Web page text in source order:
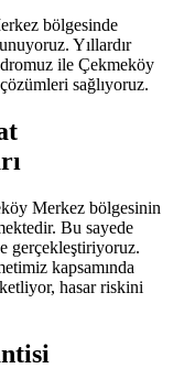
bölgesinde
Yıllardır
ile Çekmeköy
sağlıyoruz.
Merkez bölgesinin
Bu sayede
gerçekleştiriyoruz.
kapsamında
hasar riskini